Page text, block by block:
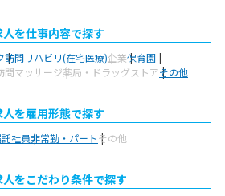
を仕事内容で探す
訪問リハビリ(在宅医療)企業保育園
問マッサージ薬局・ドラッグストアその他
を雇用形態で探す
社員非常勤・パートその他
をこだわり条件で探す